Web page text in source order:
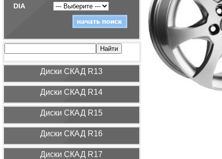
DIA
Диcки СКАД R13
Диcки СКАД R14
Диcки СКАД R15
Диcки СКАД R16
Диcки СКАД R17